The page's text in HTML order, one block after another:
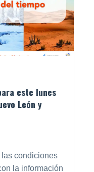
este lunes
León y
condiciones
la información